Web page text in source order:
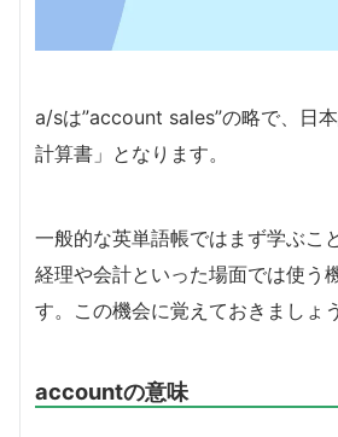
a/sは”account sales”の略で、日
計算書」となります。
一般的な英単語帳ではまず学ぶこ
経理や会計といった場面では使う
す。この機会に覚えておきましょう
accountの意味